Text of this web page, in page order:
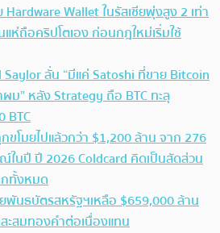
Wallet ในรัสเซียพุ่งสูง 2 เท่า
ห่ถือคริปโตเอง ก่อนกฎใหม่เริ่มใช้
Saylor ลั่น “มีแค่ Satoshi ที่ขาย Bitcoin
ม” หลัง Strategy ถือ BTC ทะลุ
BTC
ขโมยไปแล้วกว่า $1,200 ล้าน จาก 276
ในปี ปี 2026 Coldcard คิดเป็นสัดส่วน
ทั้งหมด
พันธบัตรสหรัฐฯเหลือ $659,000 ล้าน
ะสมทองคำต่อเนื่องแทน